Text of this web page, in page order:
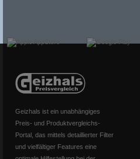
Geizhals ist ein unabhängiges
Preis- und Produktvergleichs-
Portal, das mittels detaillierter Filter
und vielfältiger Features eine